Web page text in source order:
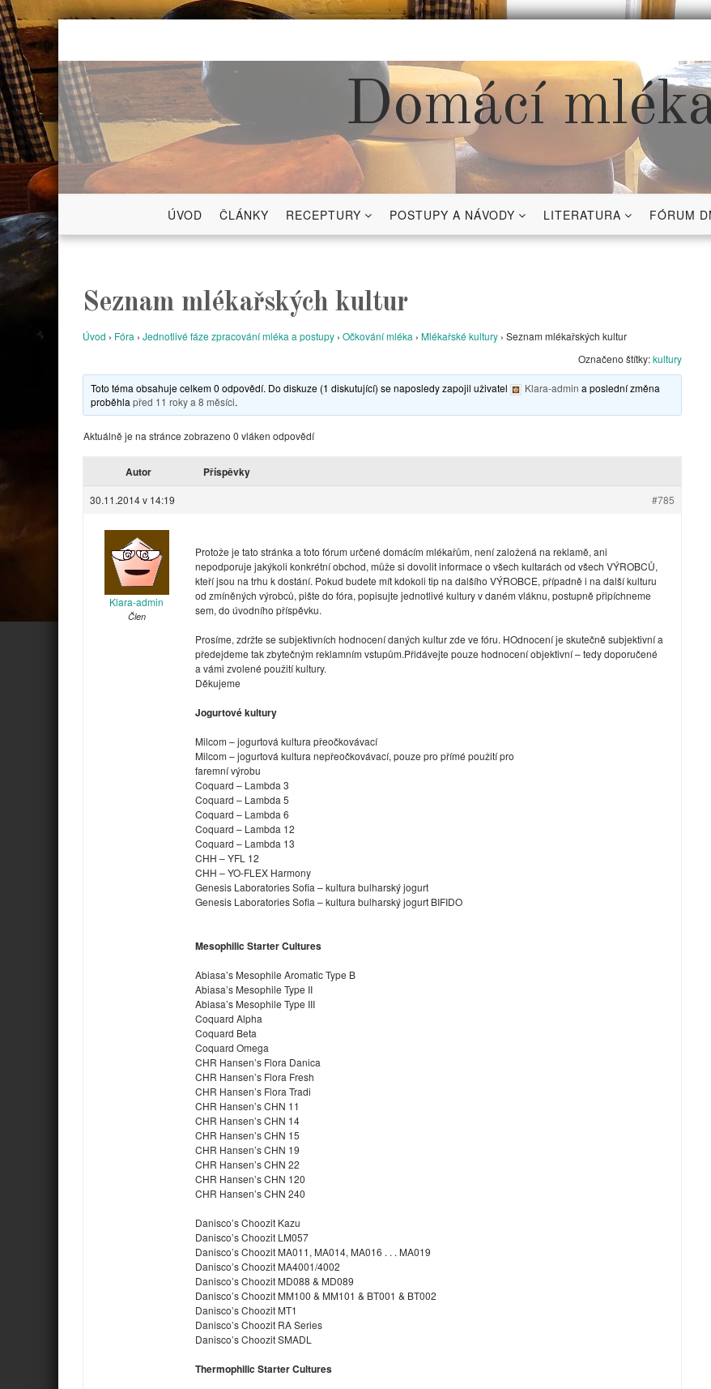
Skip
content
Domácí
ÚVOD ČLÁNKY RECEPTURY POSTUPY A NÁVODY LITERATURA FÓRUM
Seznam mlékařských kultur
Úvod › Fóra › Jednotlivé fáze zpracování mléka a postupy › Očkování mléka › Mlékařské kultury › Seznam mlékařských kultur
Označeno štítky:kultury
Toto téma obsahuje celkem 0 odpovědí. Do diskuze (1 diskutující) se naposledy zapojil uživatel Klara-admin a poslední změna
proběhlapřed 11 roky a 8 měsíci.
Aktuálně je na stránce zobrazeno 0 vláken odpovědí
Autor Příspěvky
30.11.2014 v 14:19 #785
Klara-admin
Člen
Protože je tato stránka a toto fórum určené domácím mlékařům, není založená na reklamě, ani
nepodporuje jakýkoli konkrétní obchod, může si dovolit informace o všech kultarách od všech VÝROBCŮ,
kteří jsou na trhu k dostání. Pokud budete mít kdokoli tip na dalšího VÝROBCE, případně i na další kulturu
od zmíněných výrobců, pište do fóra, popisujte jednotlivé kultury v daném vláknu, postupně připíchneme
sem, do úvodního příspěvku.
Prosíme, zdržte se subjektivních hodnocení daných kultur zde ve fóru. HOdnocení je skutečně subjektivní a
předejdeme tak zbytečným reklamním vstupům.Přidávejte pouze hodnocení objektivní – tedy doporučené
a vámi zvolené použití kultury.
Děkujeme
Jogurtové kultury
Milcom – jogurtová kultura přeočkovávací
Milcom – jogurtová kultura nepřeočkovávací, pouze pro přímé použití pro
faremní výrobu
Coquard – Lambda 3
Coquard – Lambda 5
Coquard – Lambda 6
Coquard – Lambda 12
Coquard – Lambda 13
CHH – YFL 12
CHH – YO-FLEX Harmony
Genesis Laboratories Sofia – kultura bulharský jogurt
Genesis Laboratories Sofia – kultura bulharský jogurt BIFIDO
Mesophilic Starter Cultures
Abiasa’s Mesophile Aromatic Type B
Abiasa’s Mesophile Type II
Abiasa’s Mesophile Type III
Coquard Alpha
Coquard Beta
Coquard Omega
CHR Hansen’s Flora Danica
CHR Hansen’s Flora Fresh
CHR Hansen’s Flora Tradi
CHR Hansen’s CHN 11
CHR Hansen’s CHN 14
CHR Hansen’s CHN 15
CHR Hansen’s CHN 19
CHR Hansen’s CHN 22
CHR Hansen’s CHN 120
CHR Hansen’s CHN 240
Danisco’s Choozit Kazu
Danisco’s Choozit LM057
Danisco’s Choozit MA011, MA014, MA016 . . . MA019
Danisco’s Choozit MA4001/4002
Danisco’s Choozit MD088 & MD089
Danisco’s Choozit MM100 & MM101 & BT001 & BT002
Danisco’s Choozit MT1
Danisco’s Choozit RA Series
Danisco’s Choozit SMADL
Thermophilic Starter Cultures